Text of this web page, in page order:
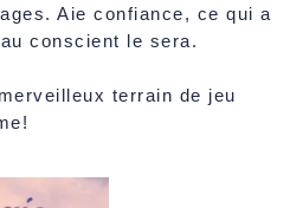
Aie confiance, ce qui a
conscient le sera.
terrain de jeu